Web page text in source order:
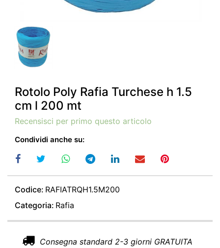
Rotolo Poly Rafia Turchese h 1.5
cm l 200 mt
Recensisci per primo questo articolo
Condividi anche su:
Codice: RAFIATRQH1.5M200
Categoria: Rafia
Consegna standard 2-3 giorni GRATUITA